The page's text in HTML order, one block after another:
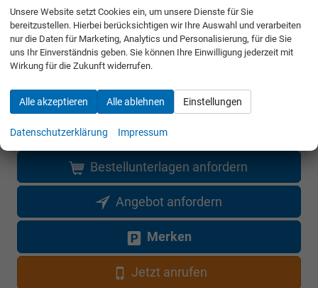
UVP ohne
Überführungskosten
45.890,– €
Sie sparen:
Gesamtpreis 30.380,– €
Bestellunterlagen anfordern
Angebot anfordern
Merken
Jetzt anrufen
Unsere Website setzt Cookies ein, um unsere Dienste für Sie
bereitzustellen. Hierbei berücksichtigen wir Ihre Auswahl und verarbeiten
nur die Daten für Marketing, Analytics und Personalisierung, für die Sie
uns Ihr Einverständnis geben. Sie können Ihre Einwilligung jederzeit mit
Wirkung für die Zukunft widerrufen.
Alle akzeptieren Alle ablehnen Einstellungen
Datenschutzerklärung Impressum